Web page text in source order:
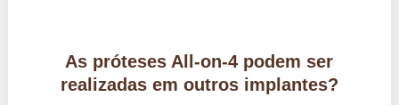
As próteses All-on-4 podem ser
realizadas em outros implantes?